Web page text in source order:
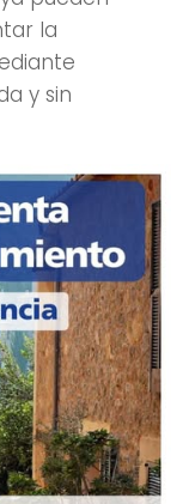
la
y sin